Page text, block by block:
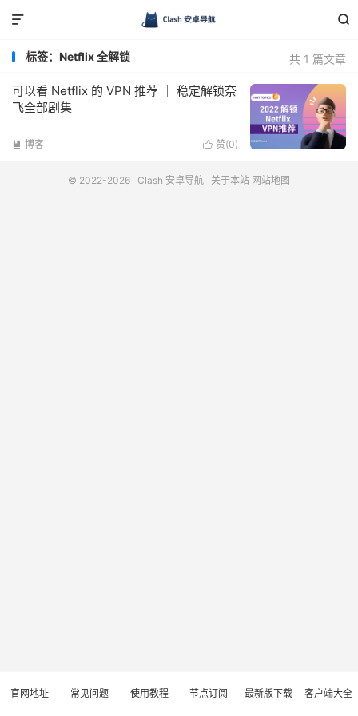


共 1 篇文章
标签：Netflix 全解锁
可以看 Netflix 的 VPN 推荐 ｜ 稳定解锁奈
飞全部剧集
 赞(0)
 博客
© 2022-2026 Clash 安卓导航 关于本站 网站地图
官网地址 常见问题 使用教程 节点订阅 最新版下载 客户端大全